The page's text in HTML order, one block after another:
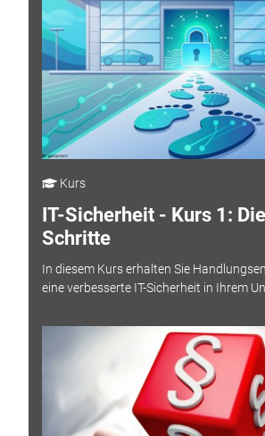
Kurs
IT-Sicherheit - Kurs 1:
Schritte
In diesem Kurs erhalten Sie
eine verbesserte IT-Sicherheit in Ihrem